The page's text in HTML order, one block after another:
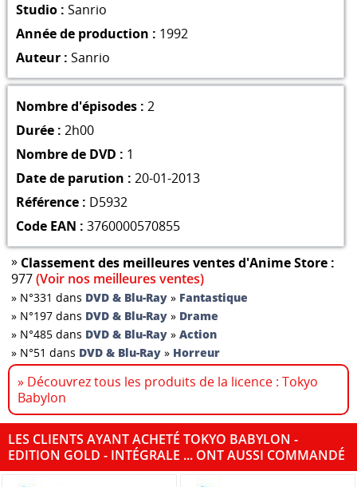
Studio : Sanrio
Année de production : 1992
Auteur : Sanrio
Nombre d'épisodes : 2
Durée : 2h00
Nombre de DVD : 1
Date de parution : 20-01-2013
Référence : D5932
Code EAN : 3760000570855
» Classement des meilleures ventes d'Anime Store :
977(Voir nos meilleures ventes)
» N°331 dans DVD & Blu-Ray » Fantastique
» N°197 dans DVD & Blu-Ray » Drame
» N°485 dans DVD & Blu-Ray »Action
» N°51 dans DVD & Blu-Ray » Horreur
» Découvrez tous les produits de la licence : Tokyo
Babylon
LES CLIENTS AYANT ACHETÉ TOKYO BABYLON -
EDITION GOLD - INTÉGRALE ... ONT AUSSI COMMANDÉ